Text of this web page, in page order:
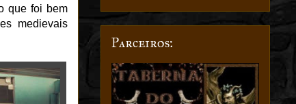
que foi bem
medievais
Parceiros: